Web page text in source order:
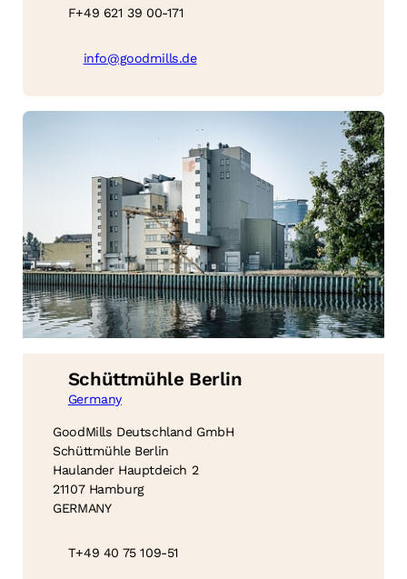
F+49 621 39 00-171
info@goodmills.de
Schüttmühle Berlin
Germany
GoodMills Deutschland GmbH
Schüttmühle Berlin
Haulander Hauptdeich 2
21107 Hamburg
GERMANY
T+49 40 75 109-51